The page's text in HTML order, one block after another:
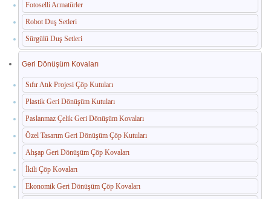
🛒 TEKLIF SEPETIM
İLETIŞIM
Fotoselli Armatürler
Robot Duş Setleri
Sürgülü Duş Setleri
Geri Dönüşüm Kovaları
Sıfır Atık Projesi Çöp Kutuları
Plastik Geri Dönüşüm Kutuları
Paslanmaz Çelik Geri Dönüşüm Kovaları
Özel Tasarım Geri Dönüşüm Çöp Kutuları
Ahşap Geri Dönüşüm Çöp Kovaları
İkili Çöp Kovaları
Ekonomik Geri Dönüşüm Çöp Kovaları